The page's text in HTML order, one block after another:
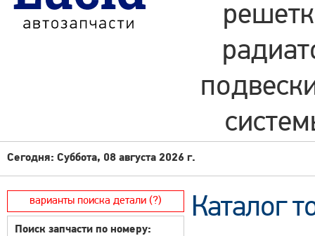
Сегодня: Суббота, 08 августа 2026 г.
варианты поиска детали (?)
Поиск запчасти по номеру:
Каталог